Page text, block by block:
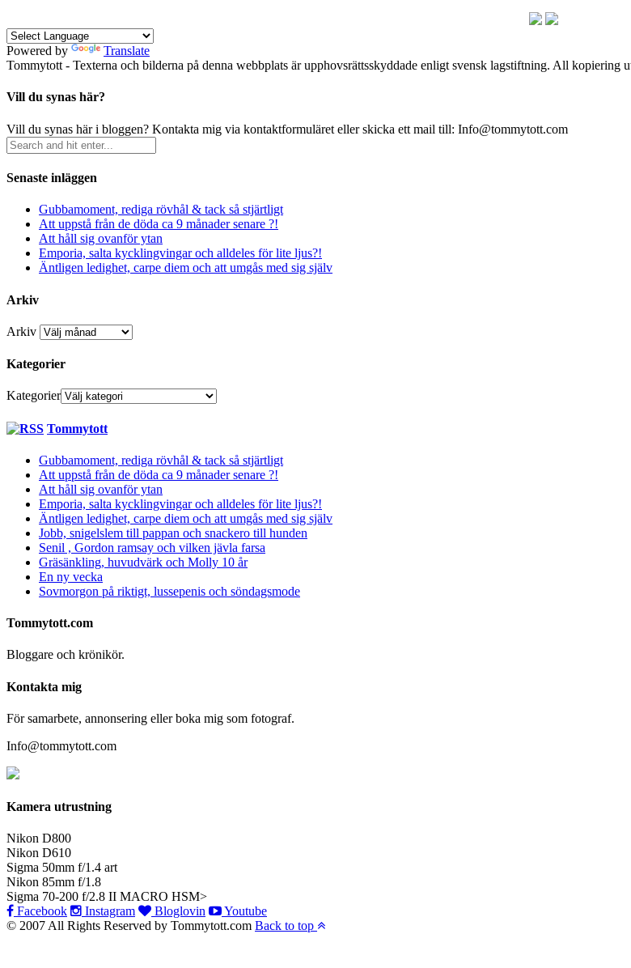
Powered by
Translate
Tommytott - Texterna och bilderna på denna webbplats är upphovsrättsskyddade enligt svensk lagstiftning. All kopiering
Vill du synas här?
Vill du synas här i bloggen? Kontakta mig via kontaktformuläret eller skicka ett mail till: Info@tommytott.com
Senaste inläggen
Gubbamoment, rediga rövhål & tack så stjärtligt
Att uppstå från de döda ca 9 månader senare ?!
Att håll sig ovanför ytan
Emporia, salta kycklingvingar och alldeles för lite ljus?!
Äntligen ledighet, carpe diem och att umgås med sig själv
Arkiv
Arkiv
Kategorier
Kategorier
Tommytott
Gubbamoment, rediga rövhål & tack så stjärtligt
Att uppstå från de döda ca 9 månader senare ?!
Att håll sig ovanför ytan
Emporia, salta kycklingvingar och alldeles för lite ljus?!
Äntligen ledighet, carpe diem och att umgås med sig själv
Jobb, snigelslem till pappan och snackero till hunden
Senil , Gordon ramsay och vilken jävla farsa
Gräsänkling, huvudvärk och Molly 10 år
En ny vecka
Sovmorgon på riktigt, lussepenis och söndagsmode
Tommytott.com
Bloggare och krönikör.
Kontakta mig
För samarbete, annonsering eller boka mig som fotograf.
Info@tommytott.com
Kamera utrustning
Nikon D800
Nikon D610
Sigma 50mm f/1.4 art
Nikon 85mm f/1.8
Sigma 70-200 f/2.8 II MACRO HSM>
Facebook
Instagram Bloglovin
Youtube
© 2007 All Rights Reserved by Tommytott.com Back to top